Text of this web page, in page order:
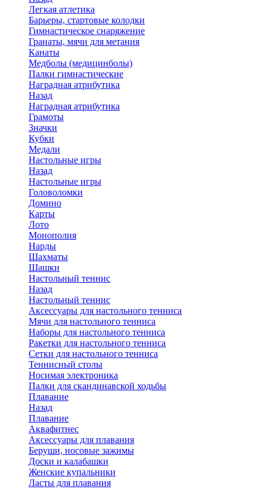
Легкая атлетика
Барьеры, стартовые колодки
Гимнастическое снаряжение
Гранаты, мячи для метания
Канаты
Медболы (медицинболы)
Палки гимнастические
Наградная атрибутика
Назад
Наградная атрибутика
Грамоты
Значки
Кубки
Медали
Настольные игры
Назад
Настольные игры
Головоломки
Домино
Карты
Лото
Монополия
Нарды
Шахматы
Шашки
Настольный теннис
Назад
Настольный теннис
Аксессуары для настольного тенниса
Мячи для настольного тенниса
Наборы для настольного тенниса
Ракетки для настольного тенниса
Сетки для настольного тенниса
Теннисный столы
Носимая электроника
Палки для скандинавской ходьбы
Плавание
Назад
Плавание
Аквафитнес
Аксессуары для плавания
Беруши, носовые зажимы
Доски и калабашки
Женские купальники
Ласты для плавания